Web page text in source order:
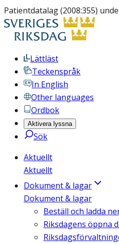
Patientdatalag (2008:355)
Lättläst
Teckenspråk
In English
Other languages
Ordbok
Aktivera lyssna
Sök
Aktuellt
Aktuellt
Dokument & lagar
Dokument & lagar
Beställ och ladda
Riksdagens öppna